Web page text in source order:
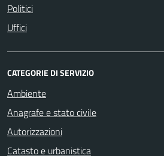
Politici
Uffici
CATEGORIE DI SERVIZIO
Ambiente
Anagrafe e stato civile
Autorizzazioni
Catasto e urbanistica